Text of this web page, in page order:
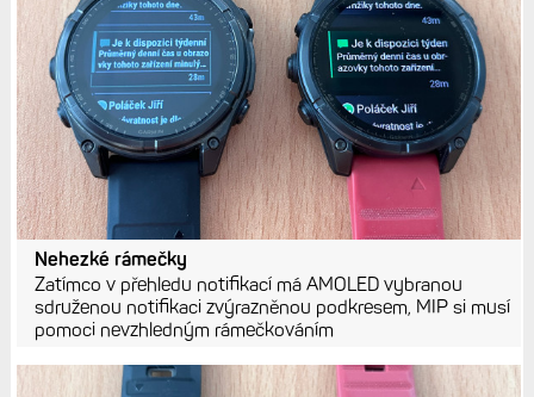
Nehezké rámečky
Zatímco v přehledu notifikací má AMOLED vybranou
sdruženou notifikaci zvýrazněnou podkresem, MIP si musí
pomoci nevzhledným rámečkováním